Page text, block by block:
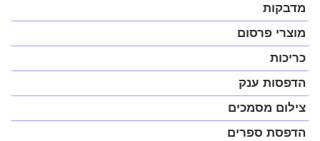
מדבקות
מוצרי פרסום
כריכות
הדפסות ענק
צילום מסמכים
הדפסת ספרים